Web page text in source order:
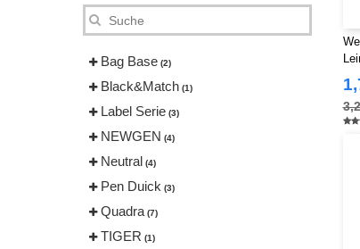
Bag Base (2)
Black&Match (1)
Label Serie (3)
NEWGEN (4)
Neutral (4)
Pen Duick (3)
Quadra (7)
TIGER (1)